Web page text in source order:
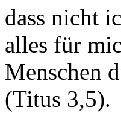
dass nicht
alles für
Menschen
(Titus 3,5).